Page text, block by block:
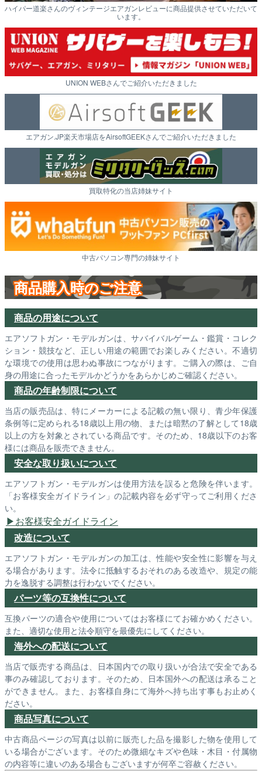
ハイパー道楽さんのヴィンテージエアガンレビューに商品提供させていただいて
います。
UNION WEBさんでご紹介いただきました
エアガン.JP楽天市場店をAirsoftGEEKさんでご紹介いただきました
買取特化の当店姉妹サイト
中古パソコン専門の姉妹サイト
商品購入時のご注意
商品の用途について
エアソフトガン・モデルガンは、サバイバルゲーム・鑑賞・コレク
ション・競技など、正しい用途の範囲でお楽しみください。不適切
な環境での使用は思わぬ事故につながります。ご購入の際は、ご自
身の用途に合ったモデルかどうかをあらかじめご確認ください。
商品の年齢制限について
当店の販売品は、特にメーカーによる記載の無い限り、青少年保護
条例等に定められる18歳以上用の物、または暗黙の了解として18歳
以上の方を対象とされている商品です。そのため、18歳以下のお客
様には商品を販売できません。
安全な取り扱いについて
エアソフトガン・モデルガンは使用方法を誤ると危険を伴います。
「お客様安全ガイドライン」の記載内容を必ず守ってご利用くださ
い。
お客様安全ガイドライン
改造について
エアソフトガン・モデルガンの加工は、性能や安全性に影響を与え
る場合があります。法令に抵触するおそれのある改造や、規定の能
力を逸脱する調整は行わないでください。
パーツ等の互換性について
互換パーツの適合や使用についてはお客様にてお確かめください。
また、適切な使用と法令順守を最優先にしてください。
海外への配送について
当店で販売する商品は、日本国内での取り扱いが合法で安全である
事のみ確認しております。そのため、日本国外への配送は承ること
ができません。また、お客様自身にて海外へ持ち出す事もお止めく
ださい。
商品写真について
中古商品ページの写真は以前に販売した品を撮影した物を使用して
いる場合がございます。そのため微細なキズや色味・木目・付属物
の内容等に違いのある場合もございますが何卒ご容赦ください。